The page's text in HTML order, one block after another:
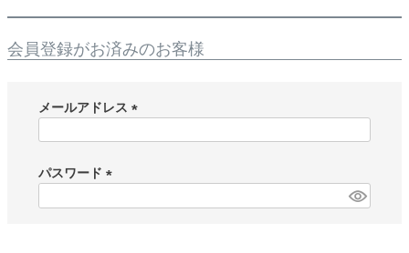
会員登録がお済みのお客様
メールアドレス
)
パスワード